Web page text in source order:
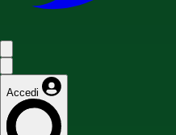
Accedi